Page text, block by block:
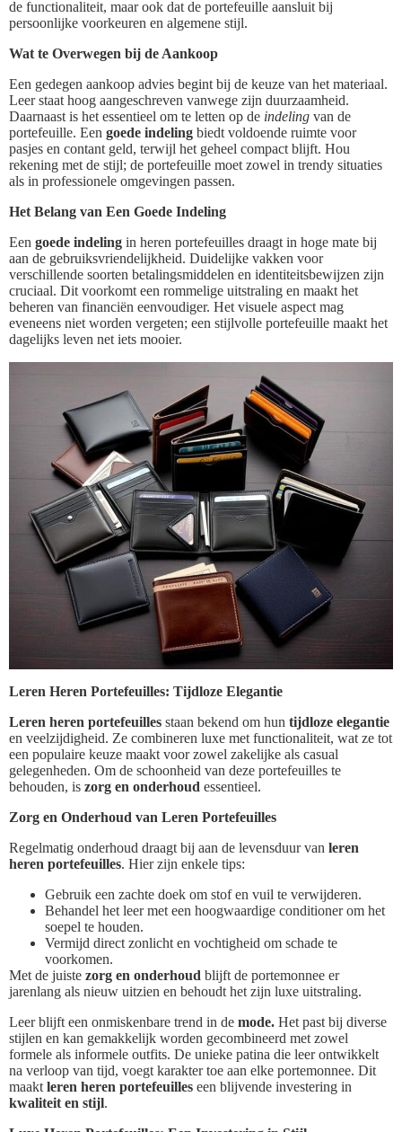
de functionaliteit, maar ook dat de portefeuille aansluit bij
persoonlijke voorkeuren en algemene stijl.
Wat te Overwegen bij de Aankoop
Een gedegen aankoop advies begint bij de keuze van het materiaal.
Leer staat hoog aangeschreven vanwege zijn duurzaamheid.
Daarnaast is het essentieel om te letten op de indeling van de
portefeuille. Een goede indeling biedt voldoende ruimte voor
pasjes en contant geld, terwijl het geheel compact blijft. Hou
rekening met de stijl; de portefeuille moet zowel in trendy situaties
als in professionele omgevingen passen.
Het Belang van Een Goede Indeling
Een goede indeling in heren portefeuilles draagt in hoge mate bij
aan de gebruiksvriendelijkheid. Duidelijke vakken voor
verschillende soorten betalingsmiddelen en identiteitsbewijzen zijn
cruciaal. Dit voorkomt een rommelige uitstraling en maakt het
beheren van financiën eenvoudiger. Het visuele aspect mag
eveneens niet worden vergeten; een stijlvolle portefeuille maakt het
dagelijks leven net iets mooier.
Leren Heren Portefeuilles: Tijdloze Elegantie
Leren heren portefeuilles staan bekend om hun tijdloze elegantie
en veelzijdigheid. Ze combineren luxe met functionaliteit, wat ze tot
een populaire keuze maakt voor zowel zakelijke als casual
gelegenheden. Om de schoonheid van deze portefeuilles te
behouden, is zorg en onderhoud essentieel.
Zorg en Onderhoud van Leren Portefeuilles
Regelmatig onderhoud draagt bij aan de levensduur van leren
heren portefeuilles. Hier zijn enkele tips:
Gebruik een zachte doek om stof en vuil te verwijderen.
Behandel het leer met een hoogwaardige conditioner om het
soepel te houden.
Vermijd direct zonlicht en vochtigheid om schade te
voorkomen.
Met de juiste zorg en onderhoud blijft de portemonnee er
jarenlang als nieuw uitzien en behoudt het zijn luxe uitstraling.
Leer blijft een onmiskenbare trend in de mode. Het past bij diverse
stijlen en kan gemakkelijk worden gecombineerd met zowel
formele als informele outfits. De unieke patina die leer ontwikkelt
na verloop van tijd, voegt karakter toe aan elke portemonnee. Dit
maakt leren heren portefeuilles een blijvende investering in
kwaliteit en stijl.